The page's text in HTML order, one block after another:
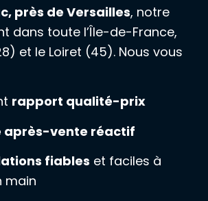
près de Versailles, notre
dans toute l’Île-de-France,
et le Loiret (45). Nous vous
rapport qualité-prix
après-vente réactif
fiables et faciles à
main